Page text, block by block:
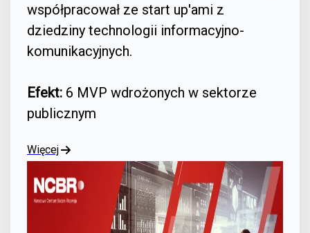
współpracował ze start up'ami z
dziedziny technologii informacyjno-
komunikacyjnych.
Efekt: 6 MVP wdrożonych w sektorze
publicznym
Więcej